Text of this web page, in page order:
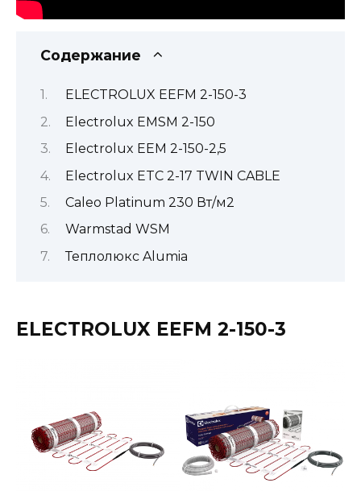
Содержание
ELECTROLUX EEFM 2-150-3
Electrolux EMSM 2-150
Electrolux EEM 2-150-2,5
Electrolux ETC 2-17 TWIN CABLE
Caleo Platinum 230 Вт/м2
Warmstad WSM
Теплолюкс Alumia
ELECTROLUX EEFM 2-150-3